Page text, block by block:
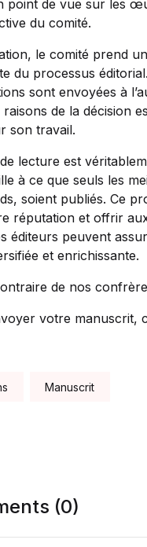
point de vue sur les
du comité.
le comité prend
du processus
sont envoyées à
de la décision
son travail.
lecture est
à ce que seuls les
soient publiés. Ce
réputation et offrir
éditeurs peuvent
et enrichissante.
de nos
votre manuscrit,
Manuscrit
(0)